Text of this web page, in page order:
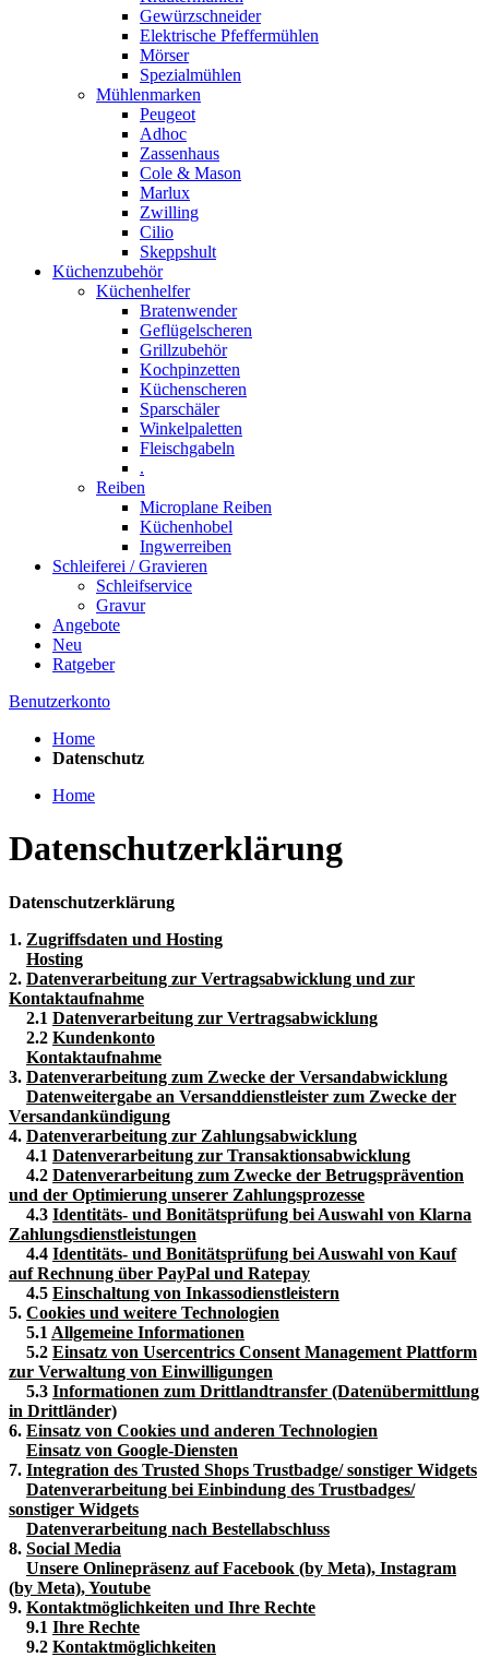
Gewürzschneider
Elektrische Pfeffermühlen
Mörser
Spezialmühlen
Mühlenmarken
Peugeot
Adhoc
Zassenhaus
Cole & Mason
Marlux
Zwilling
Cilio
Skeppshult
Küchenzubehör
Küchenhelfer
Bratenwender
Geflügelscheren
Grillzubehör
Kochpinzetten
Küchenscheren
Sparschäler
Winkelpaletten
Fleischgabeln
.
Reiben
Microplane Reiben
Küchenhobel
Ingwerreiben
Schleiferei / Gravieren
Schleifservice
Gravur
Angebote
Neu
Ratgeber
Benutzerkonto
Home
Datenschutz
Home
Datenschutzerklärung
Datenschutzerklärung
1. Zugriffsdaten und Hosting
Hosting
2. Datenverarbeitung zur Vertragsabwicklung und zur
Kontaktaufnahme
2.1 Datenverarbeitung zur Vertragsabwicklung
2.2 Kundenkonto
Kontaktaufnahme
3. Datenverarbeitung zum Zwecke der Versandabwicklung
Datenweitergabe an Versanddienstleister zum Zwecke der
Versandankündigung
4. Datenverarbeitung zur Zahlungsabwicklung
4.1 Datenverarbeitung zur Transaktionsabwicklung
4.2 Datenverarbeitung zum Zwecke der Betrugsprävention
und der Optimierung unserer Zahlungsprozesse
4.3 Identitäts- und Bonitätsprüfung bei Auswahl von Klarna
Zahlungsdienstleistungen
4.4 Identitäts- und Bonitätsprüfung bei Auswahl von Kauf
auf Rechnung über PayPal und Ratepay
4.5 Einschaltung von Inkassodienstleistern
5. Cookies und weitere Technologien
5.1 Allgemeine Informationen
5.2 Einsatz von Usercentrics Consent Management Plattform
zur Verwaltung von Einwilligungen
5.3 Informationen zum Drittlandtransfer (Datenübermittlung
in Drittländer)
6. Einsatz von Cookies und anderen Technologien
Einsatz von Google-Diensten
7. Integration des Trusted Shops Trustbadge/ sonstiger Widgets
Datenverarbeitung bei Einbindung des Trustbadges/
sonstiger Widgets
Datenverarbeitung nach Bestellabschluss
8. Social Media
Unsere Onlinepräsenz auf Facebook (by Meta), Instagram
(by Meta), Youtube
9. Kontaktmöglichkeiten und Ihre Rechte
9.1 Ihre Rechte
9.2 Kontaktmöglichkeiten